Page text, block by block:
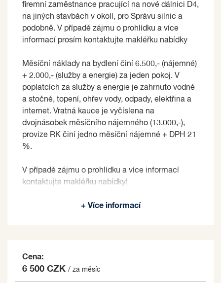
firemní zaměstnance pracující na nové dálnici D4,
na jiných stavbách v okolí, pro Správu silnic a
podobně. V případě zájmu o prohlídku a více
informací prosím kontaktujte makléřku nabídky
Měsíční náklady na bydlení činí 6.500,- (nájemné)
+ 2.000,- (služby a energie) za jeden pokoj. V
poplatcích za služby a energie je zahrnuto vodné
a stočné, topení, ohřev vody, odpady, elektřina a
internet. Vratná kauce je vyčíslena na
dvojnásobek měsíčního nájemného (13.000,-),
provize RK činí jedno měsíční nájemné + DPH 21
%.
V případě zájmu o prohlídku a více informací
kontaktujte makléřku nabídky!
na základě jím zvolených kritérií.
+ Více informací
Cena:
6 500 CZK / za měsíc